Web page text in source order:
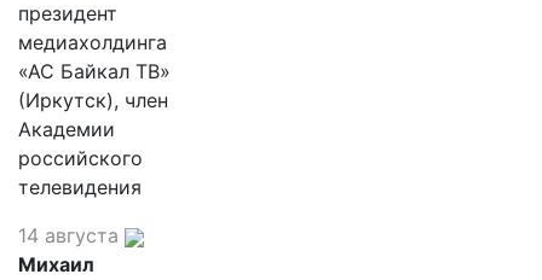
президент
медиахолдинга
«АС Байкал ТВ»
(Иркутск), член
Академии
российского
телевидения
14 августа
Михаил